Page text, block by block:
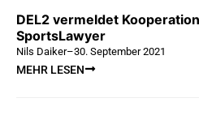
DEL2 vermeldet
SportsLawyer
Nils Daiker–30. September 2021
MEHR LESEN